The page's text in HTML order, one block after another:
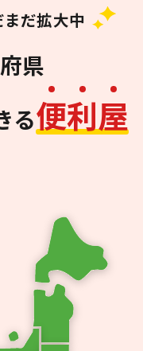
だ拡大中
県
る便利屋